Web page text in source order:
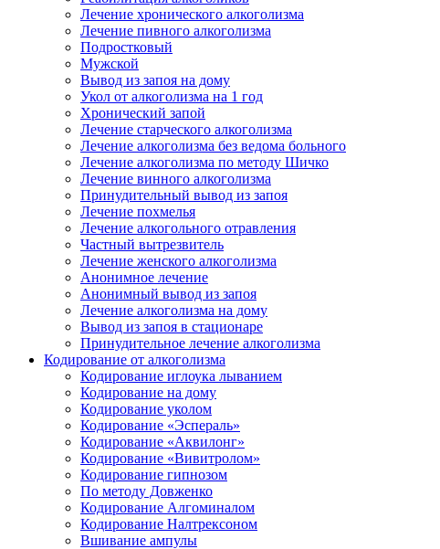
Лечение хронического алкоголизма
Лечение пивного алкоголизма
Подростковый
Мужской
Вывод из запоя на дому
Укол от алкоголизма на 1 год
Хронический запой
Лечение старческого алкоголизма
Лечение алкоголизма без ведома больного
Лечение алкоголизма по методу Шичко
Лечение винного алкоголизма
Принудительный вывод из запоя
Лечение похмелья
Лечение алкогольного отравления
Частный вытрезвитель
Лечение женского алкоголизма
Анонимное лечение
Анонимный вывод из запоя
Лечение алкоголизма на дому
Вывод из запоя в стационаре
Принудительное лечение алкоголизма
Кодирование от алкоголизма
Кодирование иглоука лыванием
Кодирование на дому
Кодирование уколом
Кодирование «Эспераль»
Кодирование «Аквилонг»
Кодирование «Вивитролом»
Кодирование гипнозом
По методу Довженко
Кодирование Алгоминалом
Кодирование Налтрексоном
Вшивание ампулы